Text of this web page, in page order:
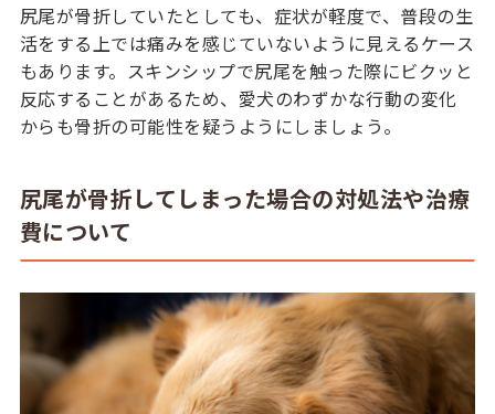
尻尾が骨折していたとしても、症状が軽度で、普段の生
活をする上では痛みを感じていないように見えるケース
もあります。スキンシップで尻尾を触った際にビクッと
反応することがあるため、愛犬のわずかな行動の変化
からも骨折の可能性を疑うようにしましょう。
尻尾が骨折してしまった場合の対処法や治療
費について